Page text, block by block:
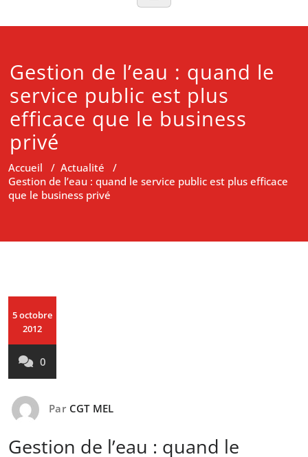
Gestion de l’eau : quand le
service public est plus
efficace que le business
privé
Accueil / Actualité /
Gestion de l’eau : quand le service public est plus efficace
que le business privé
5 octobre
2012
0
Par CGT MEL
Gestion de l’eau : quand le